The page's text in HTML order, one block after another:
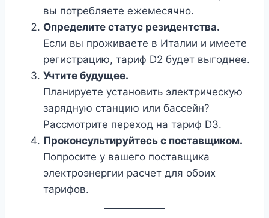
вы потребляете ежемесячно.
Определите статус резидентства.
Если вы проживаете в Италии и имеете
регистрацию, тариф D2 будет выгоднее.
Учтите будущее.
Планируете установить электрическую
зарядную станцию или бассейн?
Рассмотрите переход на тариф D3.
Проконсультируйтесь с поставщиком.
Попросите у вашего поставщика
электроэнергии расчет для обоих
тарифов.